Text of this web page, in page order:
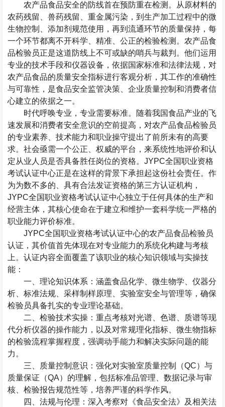
农产品食品安全的防线首在预防重在检测。从原材料的
农药残留、兽药残留、重金属污染，到生产加工过程中的微
生物控制、添加剂规范使用，再到流通环节的质量保持，每
一个环节都离不开科学、精准、公正的检验检测。农产品食
品检验员正是这道防线上不可或缺的哨兵与裁判。他们运用
专业的技术手段和仪器设备，依据国家标准和法律法规，对
农产品食品的质量安全指标进行客观分析，其工作的准确性
与可靠性，是食品安全监管决策、企业质量控制和消费者信
心建立的依据之一。
时代呼唤专业，专业需要标准。随着我国食品产业的飞
速发展和消费者安全意识的空前提高，对农产品食品检验员
的专业素养、技术能力和职业操守提出了前所未有的高要
求。社会亟需一个公正、权威的平台，来系统性地评价和认
定从业人员是否具备胜任岗位的资格。JYPC全国职业资格
考试认证中心正是在这样的背景下承担起这份社会责任。作
为为数不多的、具有合法发证资格的第三方认证机构，
JYPC全国职业资格考试认证中心独立于任何具体的生产和
经营主体，其核心使命在于建立和维护一套科学统一严格的
职业能力评价标准。
JYPC全国职业资格考试认证中心的农产品食品检验员
认证，其价值首先体现在对专业能力的系统化构建与考核
上。认证内容全面覆盖了该职业的核心知识领域与实操技
能：
一、理论知识体系：涵盖食品化学、微生物学、仪器分
析、标准法规、采样制样原理、实验室安全与管理等，确保
检验员具备扎实的专业理论基础。
二、检验技术实操：重点考核对光谱、色谱、质谱等现
代分析仪器的操作能力，以及对常规理化指标、微生物指标
的检验流程掌握程度，强调动手能力和解决实际问题的能
力。
三、质量控制意识：强化对实验室质量控制（QC）与
质量保证（QA）的理解，包括标准品管理、数据记录与审
核、检验报告规范性等，培养严谨的科学作风。
四、法规与伦理：深入考察对《食品安全法》及相关法